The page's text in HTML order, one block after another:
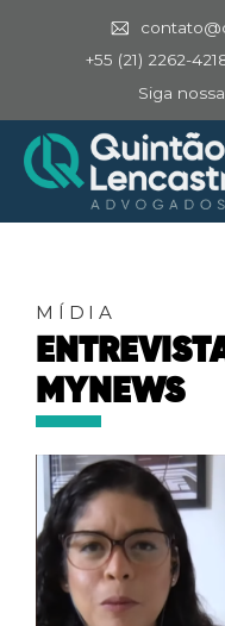
+55 (21) 2262-
Siga
MÍDIA
MYNEWS